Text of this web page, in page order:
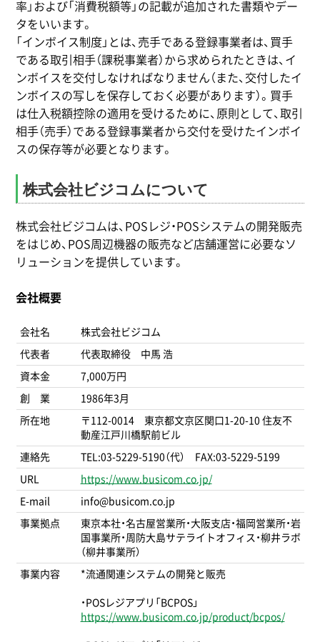
率」および「消費税額等」の記載が追加された書類やデー
タをいいます。
「インボイス制度」とは、売手である登録事業者は、買手
である取引相手（課税事業者）から求められたときは、イ
ンボイスを交付しなければなりません（また、交付したイ
ンボイスの写しを保存しておく必要があります）。買手
は仕入税額控除の適用を受けるために、原則として、取引
相手（売手）である登録事業者から交付を受けたインボイ
スの保存等が必要となります。
株式会社ビジコムについて
株式会社ビジコムは、POSレジ・POSシステムの開発販売
をはじめ、POS周辺機器の販売など店舗運営に必要なソ
リューションを提供しています。
会社概要
会社名 株式会社ビジコム
代表者 代表取締役 中馬 浩
資本金 7,000万円
創 業 1986年3月
所在地
〒112-0014 東京都文京区関口1-20-10 住友不
動産江戸川橋駅前ビル
連絡先 TEL:03-5229-5190（代） FAX:03-5229-5199
URL https://www.busicom.co.jp/
E-mail info@busicom.co.jp
事業拠点
東京本社・名古屋営業所・大阪支店・福岡営業所・岩
国事業所・周防大島サテライトオフィス・柳井ラボ
（柳井事業所）
事業内容 *流通関連システムの開発と販売
・POSレジアプリ「BCPOS」
https://www.busicom.co.jp/product/bcpos/